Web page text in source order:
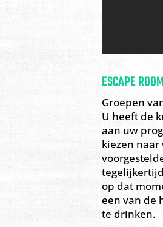
ESCAPE
Groepen
U heeft de
aan uw
kiezen
op dat
een van de
te drinken.